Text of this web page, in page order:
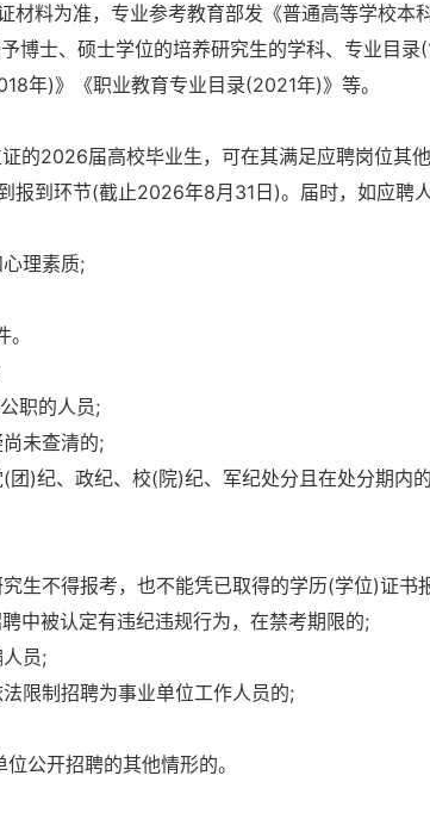
材料为准，专业参考教育部发《普通高等学校
博士、硕士学位的培养研究生的学科、专业目录
年)》《职业教育专业目录(2021年)》等。
的2026届高校毕业生，可在其满足应聘岗位其
报到环节(截止2026年8月31日)。届时，如应聘
理素质;
职的人员;
未查清的;
)纪、政纪、校(院)纪、军纪处分且在处分期内
生不得报考，也不能凭已取得的学历(学位)证书
中被认定有违纪违规行为，在禁考期限的;
员;
限制招聘为事业单位工作人员的;
公开招聘的其他情形的。